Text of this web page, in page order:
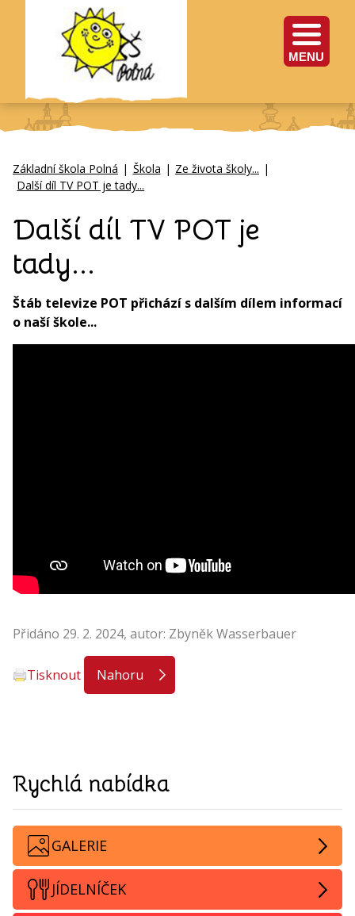
MENU
Základní škola Polná | Škola | Ze života školy... |
Další díl TV POT je tady...
Další díl TV POT je
tady...
Štáb televize POT přichází s dalším dílem informací
o naší škole...
Přidáno 29. 2. 2024, autor: Zbyněk Wasserbauer
Tisknout Nahoru
Rychlá nabídka
GALERIE
JÍDELNÍČEK